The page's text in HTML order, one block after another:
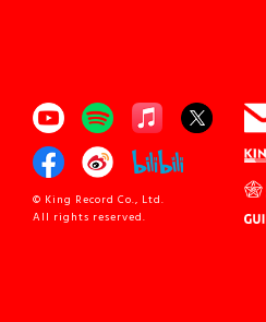
© King Record Co., Ltd.
All rights reserved.